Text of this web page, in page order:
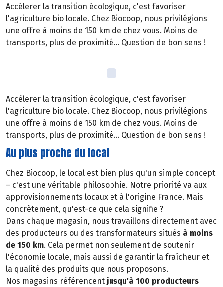
Accélerer la transition écologique, c'est favoriser
l'agriculture bio locale. Chez Biocoop, nous privilégions
une offre à moins de 150 km de chez vous. Moins de
transports, plus de proximité... Question de bon sens !
Accélerer la transition écologique, c'est favoriser
l'agriculture bio locale. Chez Biocoop, nous privilégions
une offre à moins de 150 km de chez vous. Moins de
transports, plus de proximité... Question de bon sens !
Au plus proche du local
Chez Biocoop, le local est bien plus qu'un simple concept
– c'est une véritable philosophie. Notre priorité va aux
approvisionnements locaux et à l'origine France. Mais
concrètement, qu'est-ce que cela signifie ?
Dans chaque magasin, nous travaillons directement avec
des producteurs ou des transformateurs situés à moins
de 150 km. Cela permet non seulement de soutenir
l'économie locale, mais aussi de garantir la fraîcheur et
la qualité des produits que nous proposons.
Nos magasins référencent jusqu'à 100 producteurs